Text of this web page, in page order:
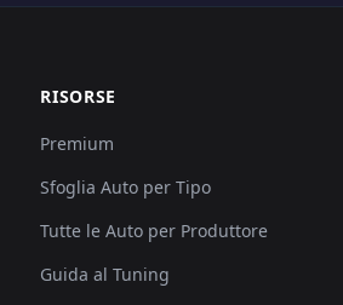
RISORSE
Premium
Sfoglia Auto per Tipo
Tutte le Auto per Produttore
Guida al Tuning